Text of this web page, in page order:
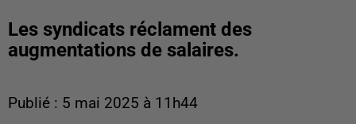
Les syndicats réclament des
augmentations de salaires.
Publié : 5 mai 2025 à 11h44